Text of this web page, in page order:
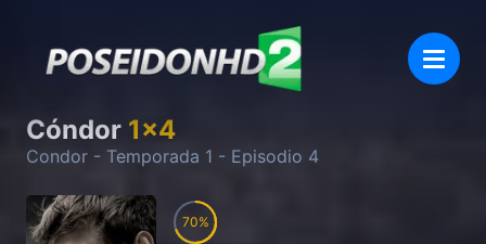
Cóndor 1x4
Condor - Temporada 1 - Episodio 4
70